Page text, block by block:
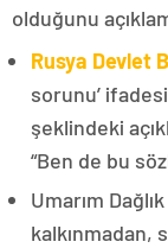
olduğunu
Rusya Devlet
sorunu’
şeklindeki
“Ben de bu
Umarım
kalkınmadan,